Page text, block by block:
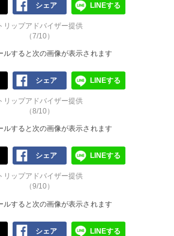
シェア LINEする
リップアドバイザー提供
（7/10）
すると次の画像が表示されます
シェア LINEする
リップアドバイザー提供
（8/10）
すると次の画像が表示されます
シェア LINEする
リップアドバイザー提供
（9/10）
すると次の画像が表示されます
シェア LINEする